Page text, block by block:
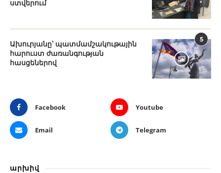
ստվերում
5
Ախուրյանը՝ պատմամշակութային
հարուստ ժառանգության
հասցեներով
Facebook Youtube
Email Telegram
արխիվ